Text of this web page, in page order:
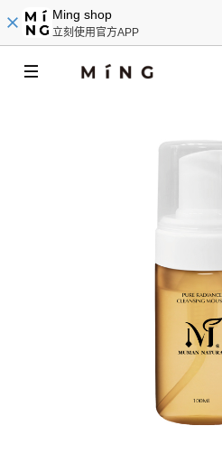
Ming shop
立刻使用官方APP